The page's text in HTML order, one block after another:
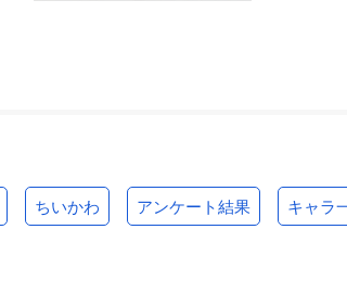
ちいかわ アンケート結果 キャラ